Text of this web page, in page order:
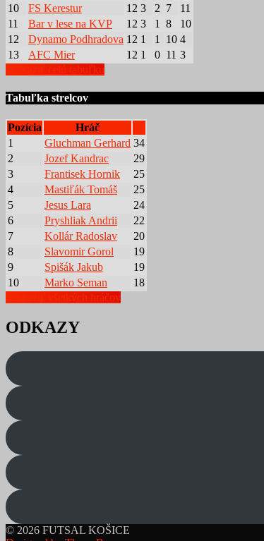
10
FS Kerestur 12 3 2 7
11
11
Bar v lese na KVP 12 3 1 8
10
12
Dynamo Podhradova 12 1 1 10 4
13
AFC Mier 12 1 0 11 3
Tabuľka strelcov
Pozícia
Hráč
1
Gluchman Gerhard 34
2
Jozef Kandrac
29
3
Frantisek Hornik
25
4
Mastiľák Tomáš
25
5
Jesus Lara
24
6
Pryshliak Andrii
22
7
Kollár Radoslav
20
8
Slavomir Gorol
19
9
Spišák Jakub
19
10
Marko Seman
18
Zobraziť všetkých hráčov
ODKAZY
© 2026 FUTSAL KOŠICE